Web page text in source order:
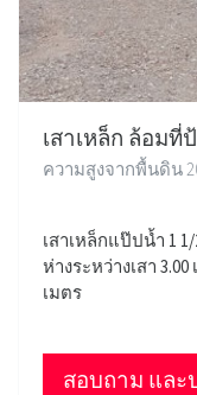
เสาเหล็ก ล้อมที่
ความสูงจากพื้นดิน
เสาเหล็กแป๊ปน้ำ 1
ห่างระหว่างเสา
เมตร
สอบถาม และ